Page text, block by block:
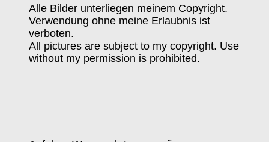
Alle Bilder unterliegen meinem Copyright.
Verwendung ohne meine Erlaubnis ist
verboten.
All pictures are subject to my copyright. Use
without my permission is prohibited.